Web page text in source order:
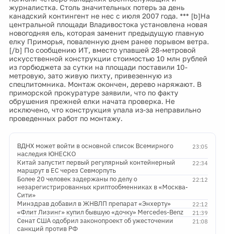
журналистка. Столь значительных потерь за день
канадский контингент не нес с июля 2007 года. *** [b]На
центральной площади Владивостока установлена новая
новогодняя ель, которая заменит предыдущую главную
елку Приморья, поваленную днем ранее порывом ветра.
[/b] По сообщению ИТ, вместо упавшей 28-метровой
искусственной конструкции стоимостью 10 млн рублей
из горбюджета за сутки на площади поставили 10-
метровую, зато живую пихту, привезенную из
спецпитомника. Монтаж окончен, дерево наряжают. В
приморской прокуратуре заявили, что по факту
обрушения прежней елки начата проверка. Не
исключено, что конструкция упала из-за неправильно
проведенных работ по монтажу.
23:05
ВДНХ может войти в основной список Всемирного
наследия ЮНЕСКО
22:34
Китай запустит первый регулярный контейнерный
маршрут в ЕС через Севморпуть
22:12
Более 20 человек задержаны по делу о
незарегистрированных криптообменниках в «Москва-
Сити»
22:12
Минздрав добавил в ЖНВЛП препарат «Энхерту»
21:39
«Флит Лизинг» купил бывшую «дочку» Mercedes-Benz
21:08
Сенат США одобрил законопроект об ужесточении
санкций против РФ